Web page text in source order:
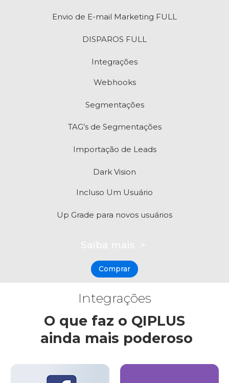
Envio de E-mail Marketing FULL
DISPAROS FULL
Integrações
Webhooks
Segmentações
TAG’s de Segmentações
Importação de Leads
Dark Vision
Incluso Um Usuário
Up Grade para novos usuários
Comprar
Integrações
O que faz o QIPLUS
ainda mais poderoso